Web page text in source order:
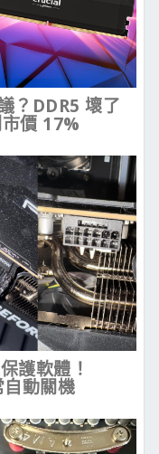
？DDR5 壞了
價 17%
護軟體！
動關機